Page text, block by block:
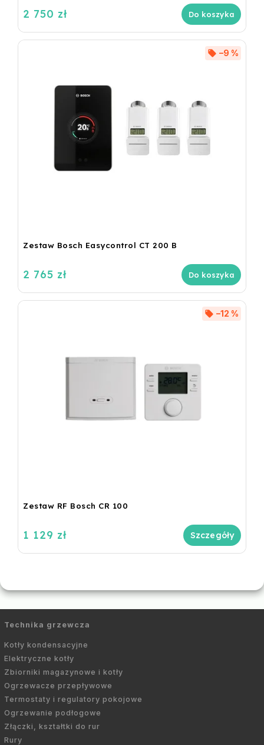
2 750 zł Do koszyka
Zestaw Bosch Easycontrol CT 200 B
–9 %
2 765 zł Do koszyka
Zestaw RF Bosch CR 100
–12 %
1 129 zł Szczegóły
Technika grzewcza
Kotły kondensacyjne
Elektryczne kotły
Zbiorniki magazynowe i kotły
Ogrzewacze przepływowe
Termostaty i regulatory pokojowe
Ogrzewanie podłogowe
Złączki, kształtki do rur
Rury